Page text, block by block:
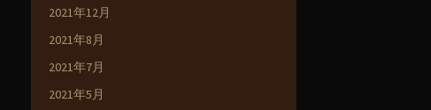
2021年12月
2021年8月
2021年7月
2021年5月